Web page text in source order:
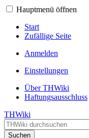
Hauptmenü öffnen
Start
Zufällige Seite
Anmelden
Einstellungen
Über THWiki
Haftungsausschluss
THWiki
Suchen